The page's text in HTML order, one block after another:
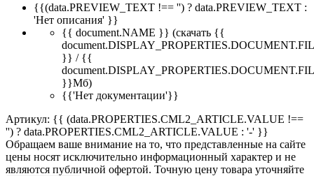
{{(data.PREVIEW_TEXT !== '') ? data.PREVIEW_TEXT :
'Нет описания' }}
{{ document.NAME }} (скачать {{
}} / {{
}}Мб)
{{'Нет документации'}}
Артикул: {{ (data.PROPERTIES.CML2_ARTICLE.VALUE !==
'') ? data.PROPERTIES.CML2_ARTICLE.VALUE : '-' }}
Обращаем ваше внимание на то, что представленные на сайте
цены носят исключительно информационный характер и не
являются публичной офертой. Точную цену товара уточняйте